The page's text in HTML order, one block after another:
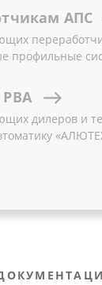
АПС
профильные
РВА
дилеров и